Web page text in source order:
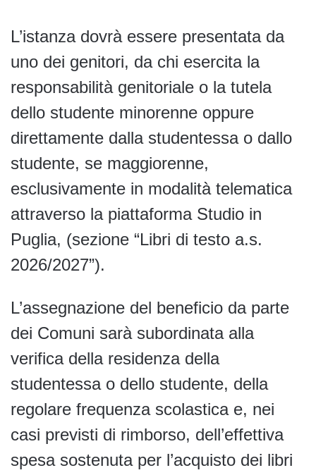
L’istanza dovrà essere presentata da
uno dei genitori, da chi esercita la
responsabilità genitoriale o la tutela
dello studente minorenne oppure
direttamente dalla studentessa o dallo
studente, se maggiorenne,
esclusivamente in modalità telematica
attraverso la piattaforma Studio in
Puglia, (sezione “Libri di testo a.s.
2026/2027”).
L’assegnazione del beneficio da parte
dei Comuni sarà subordinata alla
verifica della residenza della
studentessa o dello studente, della
regolare frequenza scolastica e, nei
casi previsti di rimborso, dell’effettiva
spesa sostenuta per l’acquisto dei libri